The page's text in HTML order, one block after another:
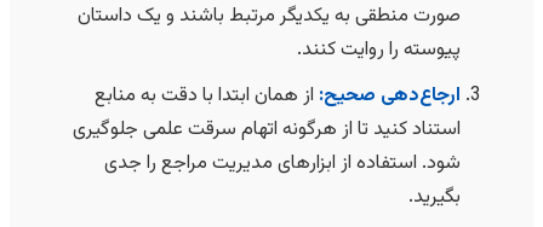
صورت منطقی به یکدیگر مرتبط باشند و یک داستان
پیوسته را روایت کنند.
ارجاع‌دهی صحیح: از همان ابتدا با دقت به منابع
استناد کنید تا از هرگونه اتهام سرقت علمی جلوگیری
شود. استفاده از ابزارهای مدیریت مراجع را جدی
بگیرید.